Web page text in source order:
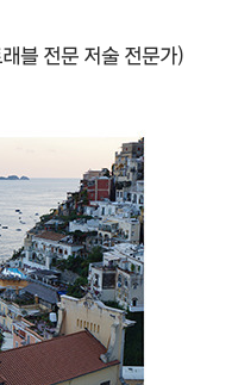
블 전문 저술 전문가)